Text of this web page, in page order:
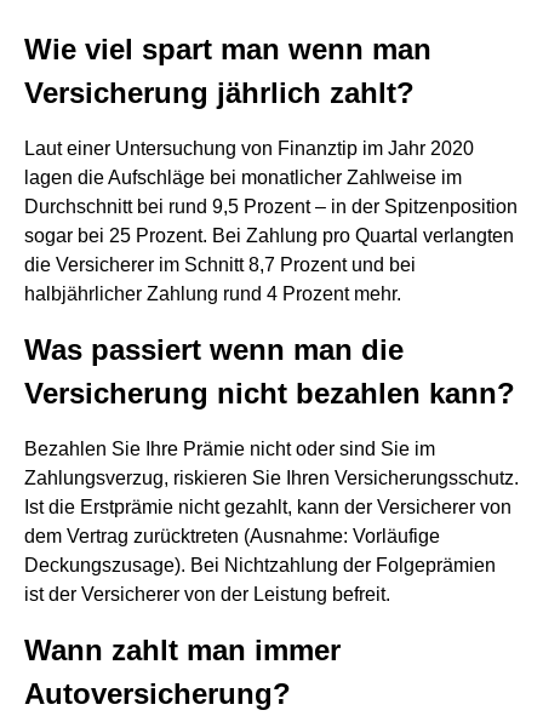
Wie viel spart man wenn man
Versicherung jährlich zahlt?
Laut einer Untersuchung von Finanztip im Jahr 2020
lagen die Aufschläge bei monatlicher Zahlweise im
Durchschnitt bei rund 9,5 Prozent – in der Spitzenposition
sogar bei 25 Prozent. Bei Zahlung pro Quartal verlangten
die Versicherer im Schnitt 8,7 Prozent und bei
halbjährlicher Zahlung rund 4 Prozent mehr.
Was passiert wenn man die
Versicherung nicht bezahlen kann?
Bezahlen Sie Ihre Prämie nicht oder sind Sie im
Zahlungsverzug, riskieren Sie Ihren Versicherungsschutz.
Ist die Erstprämie nicht gezahlt, kann der Versicherer von
dem Vertrag zurücktreten (Ausnahme: Vorläufige
Deckungszusage). Bei Nichtzahlung der Folgeprämien
ist der Versicherer von der Leistung befreit.
Wann zahlt man immer
Autoversicherung?